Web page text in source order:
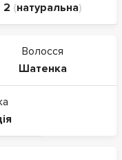
2 (натуральна)
Волосся
Шатенка